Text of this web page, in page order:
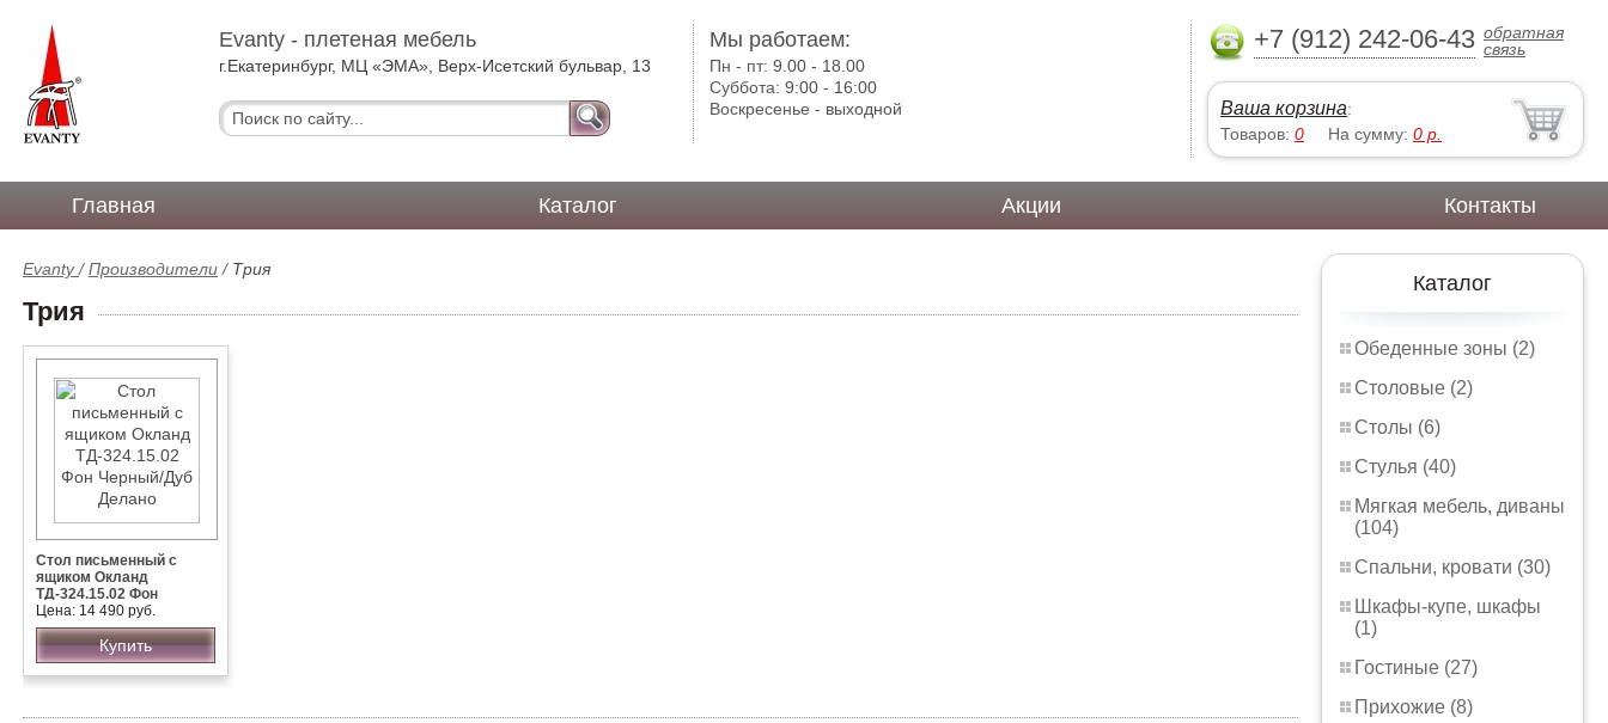
Evanty - плетеная мебель
г.Екатеринбург, МЦ «ЭМА», Верх-Исетский бульвар, 13
Мы работаем:
Пн - пт:9.00 - 18.00
Суббота:9:00 - 16:00
Воскресенье - выходной
+7 (912) 242-06-43 обратная
связь
Ваша корзина:
Товаров: 0 На сумму: 0 р.
Главная Каталог Акции Контакты
Каталог
Обеденные зоны (2)
Столовые (2)
Столы (6)
Стулья (40)
Мягкая мебель, диваны
(104)
Спальни, кровати (30)
Шкафы-купе, шкафы
(1)
Гостиные (27)
Прихожие (8)
Evanty/Производители / Трия
Трия
Стол письменный с
ящиком Окланд
ТД-324.15.02 Фон
Черный/Дуб Делано
Цена: 14 490 руб.
Купить